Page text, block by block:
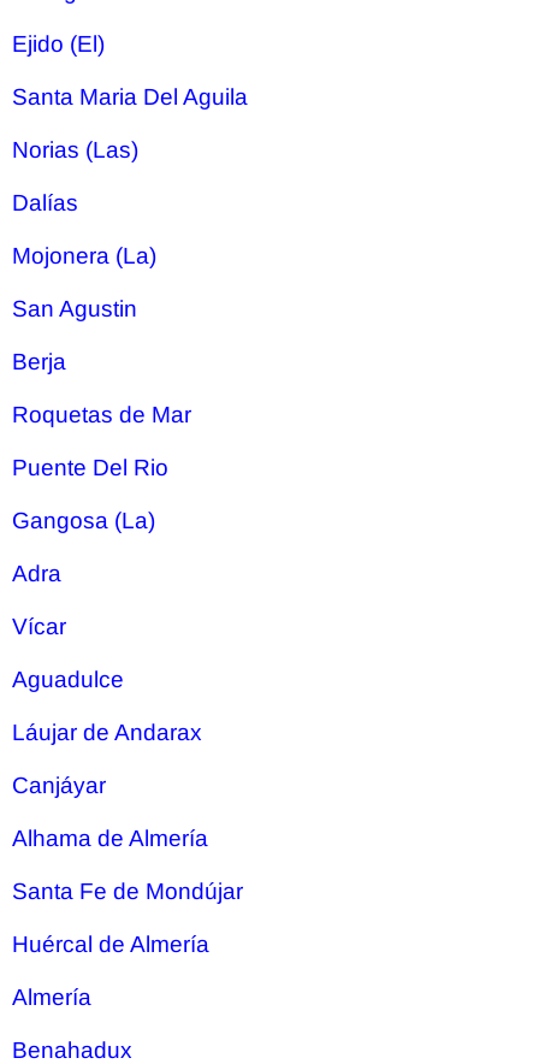
Ejido (El)
Santa Maria Del Aguila
Norias (Las)
Dalías
Mojonera (La)
San Agustin
Berja
Roquetas de Mar
Puente Del Rio
Gangosa (La)
Adra
Vícar
Aguadulce
Láujar de Andarax
Canjáyar
Alhama de Almería
Santa Fe de Mondújar
Huércal de Almería
Almería
Benahadux